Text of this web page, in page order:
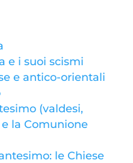
e i suoi scismi
e antico-orientali
(valdesi,
la Comunione
le Chiese